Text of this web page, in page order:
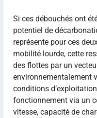
Si ces débouchés ont
potentiel de
représente pour ces
mobilité lourde, cette
des flottes par un
environnementalement
conditions
fonctionnement via un
vitesse, capacité de